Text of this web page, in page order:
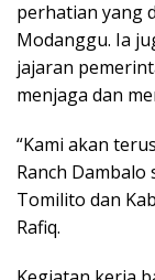
perhatian yang
Modanggu. Ia
jajaran
menjaga dan
“Kami akan
Ranch Dambalo
Tomilito dan
Rafiq.